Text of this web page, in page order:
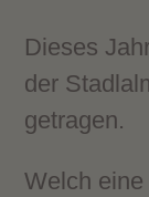
Dieses
der
getragen.
Welch